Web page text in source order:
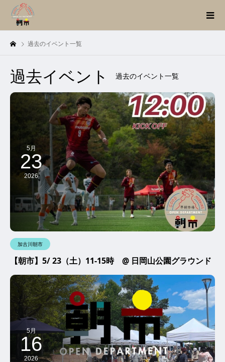
過去のイベント一覧
過去イベント 過去のイベント一覧
5月
23
2026
加古川朝市
【朝市】5/ 23（土）11-15時 @ 日岡山公園グラウンド
5月
16
2026